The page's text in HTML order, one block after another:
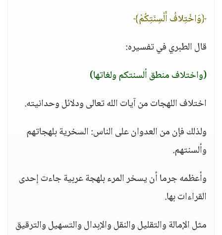
﴿وَاخْتِلافُ أَلْسِنَتِكُمْ﴾
قال الطبري في تفسيره:
(واختلاف منطق ألسنتكم ولغاتها)
اختلاف اللهجات من آيات الله تعالى ودلائل وحدانيته.
ولذلك فإن من العدوان على الناس: السخرية بلهجاتهم
وألسنتهم.
وأعظمه جرما أن يسخر المرء بلهجة عربية جاءت إحدى
القراءات بها.
مثل الإمالة والتقليل والنقل والإبدال والتسهيل والترقيق